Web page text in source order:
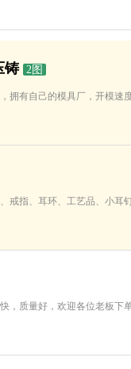
铸 2图
，质量好，欢迎各位老板下